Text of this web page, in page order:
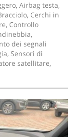
Airbag testa,
Cerchi in
Controllo
dei segnali
Sensori di
satellitare,